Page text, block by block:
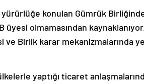
konulan Gümrük
üyesi olmamasından
ve Birlik karar mekanizmalarında
yaptığı ticaret